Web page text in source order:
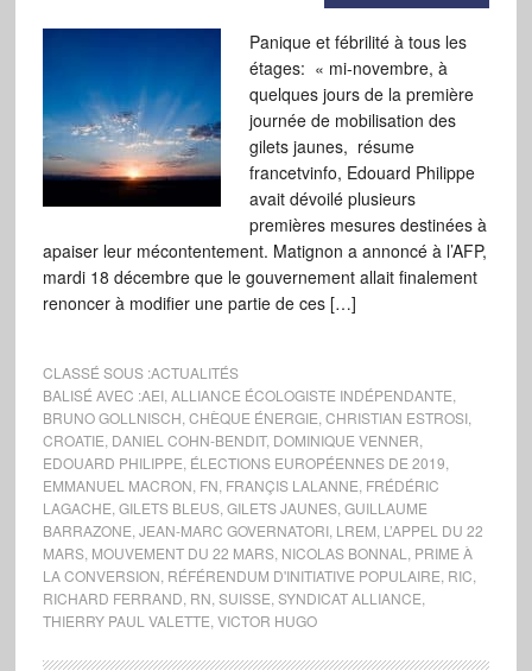
Panique et fébrilité à tous les
étages: « mi-novembre, à
quelques jours de la première
journée de mobilisation des
gilets jaunes, résume
francetvinfo, Edouard Philippe
avait dévoilé plusieurs
premières mesures destinées à
apaiser leur mécontentement. Matignon a annoncé à l’AFP,
mardi 18 décembre que le gouvernement allait finalement
renoncer à modifier une partie de ces […]
CLASSÉ SOUS :ACTUALITÉS
BALISÉ AVEC :AEI, ALLIANCE ÉCOLOGISTE INDÉPENDANTE
BRUNO GOLLNISCH CHÈQUE ÉNERGIE CHRISTIAN ESTROSI,
CROATIE DANIEL COHN-BENDIT, DOMINIQUE VENNER
EDOUARD PHILIPPE ÉLECTIONS EUROPÉENNES DE 2019
EMMANUEL MACRON FN FRANÇIS LALANNE FRÉDÉRIC
LAGACHE GILETS BLEUS, GILETS JAUNES, GUILLAUME
BARRAZONE JEAN-MARC GOVERNATORI, LREM L’APPEL DU 22
MARS, MOUVEMENT DU 22 MARS, NICOLAS BONNAL
PRIME À
LA CONVERSION RÉFÉRENDUM D'INITIATIVE POPULAIRE RIC
RICHARD FERRAND RN SUISSE SYNDICAT ALLIANCE
THIERRY PAUL VALETTE VICTOR HUGO